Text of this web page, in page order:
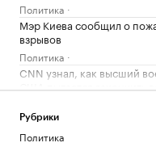
Политика
Мэр Киева сообщил о
взрывов
Политика
CNN узнал, как высший
США пытается закончить
Политика
Экс-министра ВВС США
Рубрики
Политика